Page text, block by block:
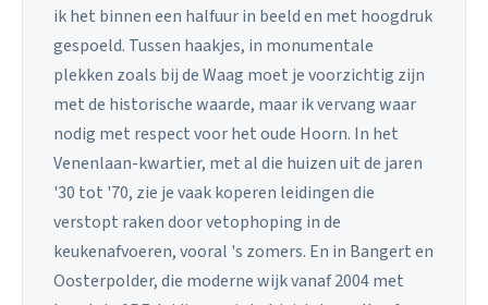
ik het binnen een halfuur in beeld en met hoogdruk
gespoeld. Tussen haakjes, in monumentale
plekken zoals bij de Waag moet je voorzichtig zijn
met de historische waarde, maar ik vervang waar
nodig met respect voor het oude Hoorn. In het
Venenlaan-kwartier, met al die huizen uit de jaren
'30 tot '70, zie je vaak koperen leidingen die
verstopt raken door vetophoping in de
keukenafvoeren, vooral 's zomers. En in Bangert en
Oosterpolder, die moderne wijk vanaf 2004 met